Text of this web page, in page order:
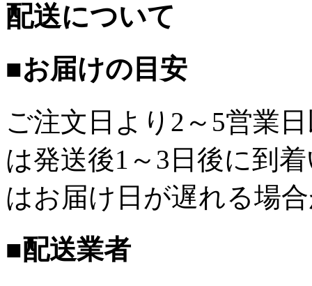
配送について
■お届けの目安
ご注文日より2～5営業
は発送後1～3日後に到
はお届け日が遅れる場
■配送業者